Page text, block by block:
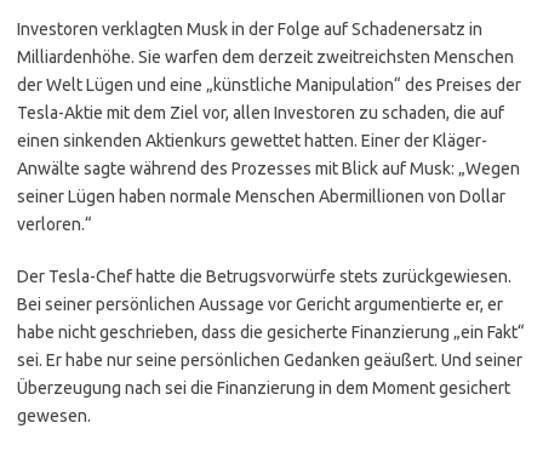
Investoren verklagten Musk in der Folge auf Schadenersatz in
Milliardenhöhe. Sie warfen dem derzeit zweitreichsten Menschen
der Welt Lügen und eine „künstliche Manipulation“ des Preises der
Tesla-Aktie mit dem Ziel vor, allen Investoren zu schaden, die auf
einen sinkenden Aktienkurs gewettet hatten. Einer der Kläger-
Anwälte sagte während des Prozesses mit Blick auf Musk: „Wegen
seiner Lügen haben normale Menschen Abermillionen von Dollar
verloren.“
Der Tesla-Chef hatte die Betrugsvorwürfe stets zurückgewiesen.
Bei seiner persönlichen Aussage vor Gericht argumentierte er, er
habe nicht geschrieben, dass die gesicherte Finanzierung „ein Fakt“
sei. Er habe nur seine persönlichen Gedanken geäußert. Und seiner
Überzeugung nach sei die Finanzierung in dem Moment gesichert
gewesen.